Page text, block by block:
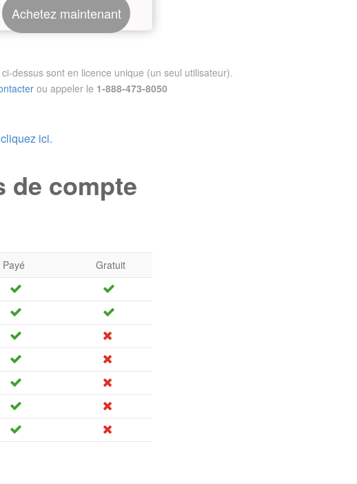
Achetez maintenant
dessus sont en licence unique (un seul utilisateur).
ou appeler le 1-888-473-8050
ici.
de compte
Payé
Gratuit